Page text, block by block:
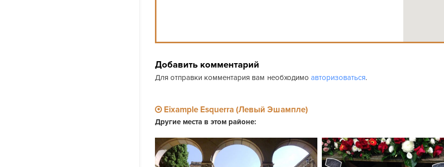
Добавить комментарий
Для отправки комментария вам необходимо авторизоваться.
Eixample Esquerra (Левый Эшампле)
Другие места в этом районе: